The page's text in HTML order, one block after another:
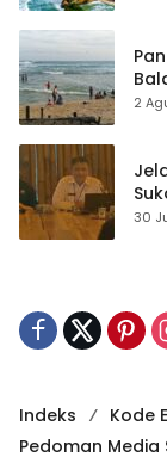
2
30
Indeks Kode
Pedoman Media